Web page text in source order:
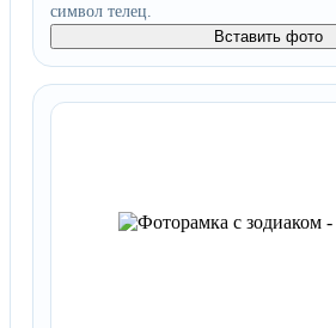
символ телец.
Вставить фото